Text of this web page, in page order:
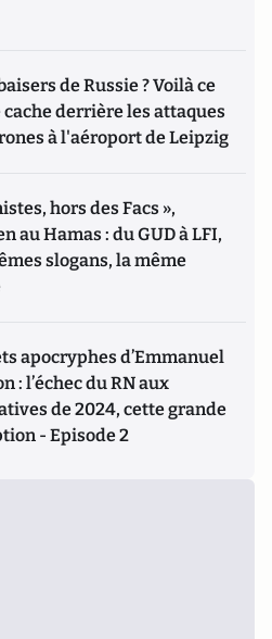
de Russie ? Voilà ce
cache derrière les attaques
à l'aéroport de Leipzig
hors des Facs »,
au Hamas : du GUD à LFI,
slogans, la même
apocryphes d’Emmanuel
: l’échec du RN aux
de 2024, cette grande
- Episode 2